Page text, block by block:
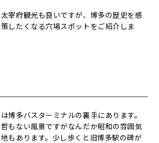
宰府観光も良いですが、博多の歴史を感
したくなる穴場スポットをご紹介しま
博多バスターミナルの裏手にあります。
もない風景ですがなんだか昭和の雰囲気
もあります。少し歩くと旧博多駅の碑が